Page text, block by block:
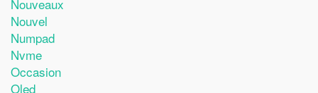
Nouveaux
Nouvel
Numpad
Nvme
Occasion
Oled